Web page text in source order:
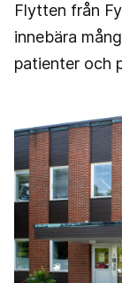
Flytten från
innebära
patienter och